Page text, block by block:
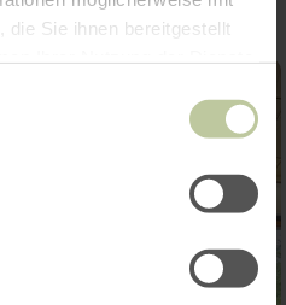
die Sie ihnen bereitgestellt